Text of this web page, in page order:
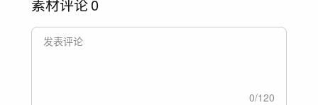
素材评论0
0/120